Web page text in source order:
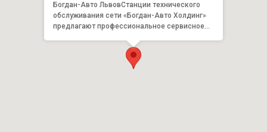
Богдан-Авто ЛьвовСтанции технического
обслуживания сети «Богдан-Авто Холдинг»
предлагают профессиональное сервисное